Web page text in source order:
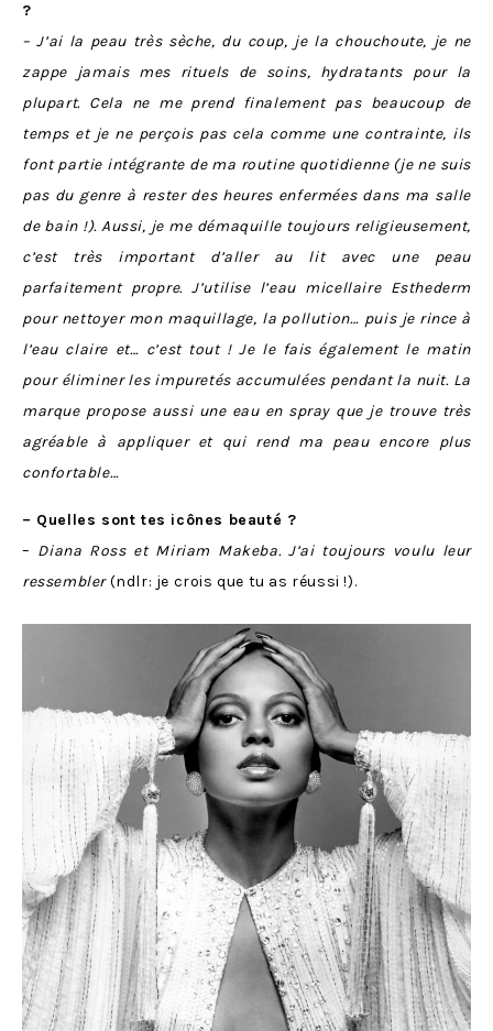
?
– J’ai la peau très sèche, du coup, je la chouchoute, je ne
zappe jamais mes rituels de soins, hydratants pour la
plupart. Cela ne me prend finalement pas beaucoup de
temps et je ne perçois pas cela comme une contrainte, ils
font partie intégrante de ma routine quotidienne (je ne suis
pas du genre à rester des heures enfermées dans ma salle
de bain !). Aussi, je me démaquille toujours religieusement,
c’est très important d’aller au lit avec une peau
parfaitement propre. J’utilise l’eau micellaire Esthederm
pour nettoyer mon maquillage, la pollution… puis je rince à
l’eau claire et… c’est tout ! Je le fais également le matin
pour éliminer les impuretés accumulées pendant la nuit. La
marque propose aussi une eau en spray que je trouve très
agréable à appliquer et qui rend ma peau encore plus
confortable…
– Quelles sont tes icônes beauté ?
– Diana Ross et Miriam Makeba. J’ai toujours voulu leur
ressembler(ndlr: je crois que tu as réussi !).